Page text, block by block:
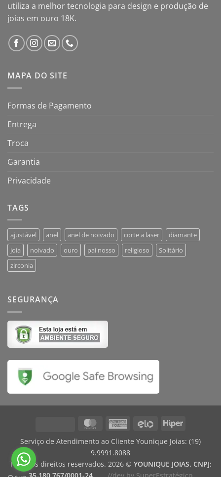
utiliza a melhor tecnologia para design e produção de
joias em ouro 18K.
MAPA DO SITE
Formas de Pagamento
Entrega
Troca
Garantia
Privacidade
TAGS
ajustável anel anel de noivado corte a laser
diamante
joia
noivado ouro pai nosso religioso
Solitário
zirconia
SEGURANÇA
MasterCardAmerican Elo Hiper
Serviço de Atendimento ao Cliente Younique Joias: (19)
9.9991.8088
Todos os direitos reservados. 2026 © YOUNIQUE JOIAS. CNPJ: